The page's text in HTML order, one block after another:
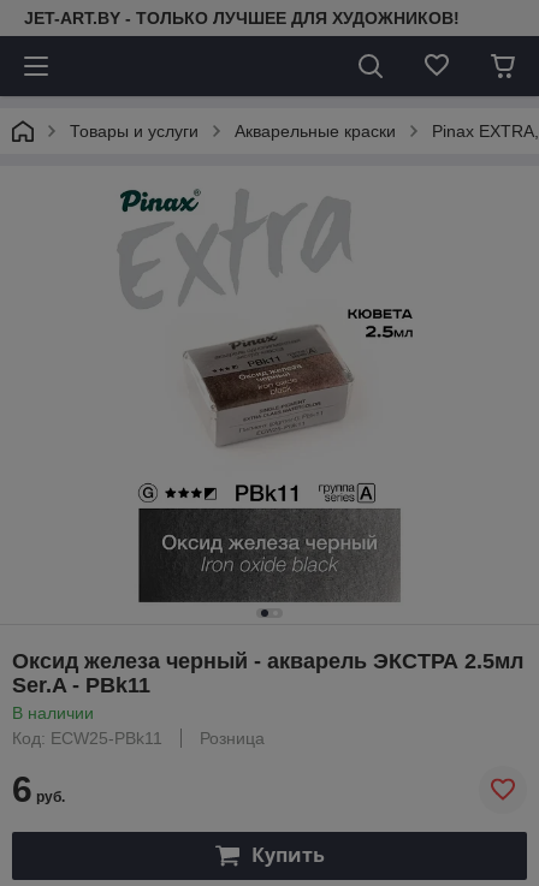
JET-ART.BY - ТОЛЬКО ЛУЧШЕЕ ДЛЯ ХУДОЖНИКОВ!
Товары и услуги Акварельные краски Pinax
Оксид железа черный - акварель ЭКСТРА 2.5мл
Ser.A - PBk11
В наличии
Код: ECW25-PBk11
Розница
6 руб.
Купить